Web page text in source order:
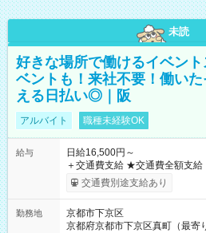
未読
好きな場所で働けるイベン
ベントも！来社不要！働い
える日払い◎｜阪
アルバイト 職種未経験OK
給与
日給16,500円～
＋交通費支給 ★交通費全額支給！ ★日払いOK！（規定あり） ┗
働いたその日に現金GET♪ お
交通費別途支給あり
勤務地
京都市下京区
京都府京都市下京区真町（最寄